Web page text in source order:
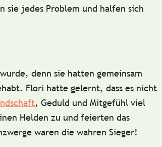
sie jedes Problem und halfen sich
denn sie hatten gemeinsam
Flori hatte gelernt, dass es nicht
, Geduld und Mitgefühl viel
Helden zu und feierten das
waren die wahren Sieger!